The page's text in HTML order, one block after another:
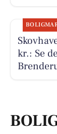
kr.: Se